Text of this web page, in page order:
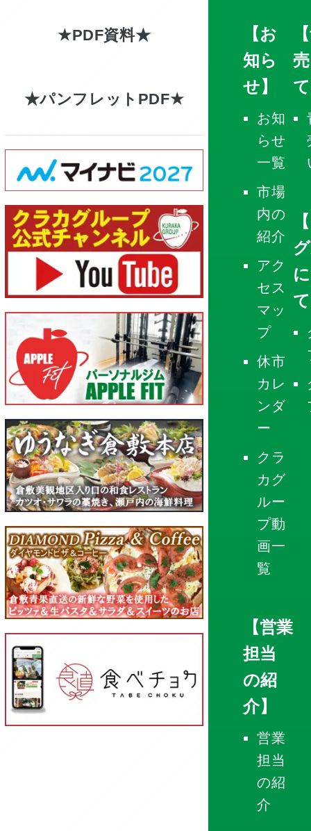
PDF資料
パンフレットPDF
【お
知ら
せ】
お知
らせ
一覧
市場
内の
紹介
アク
セス
マッ
プ
休市
カレ
ンダ
ー
クラ
カグ
ルー
プ動
画一
覧
【営業
担当
の紹
介】
営業
担当
の紹
介